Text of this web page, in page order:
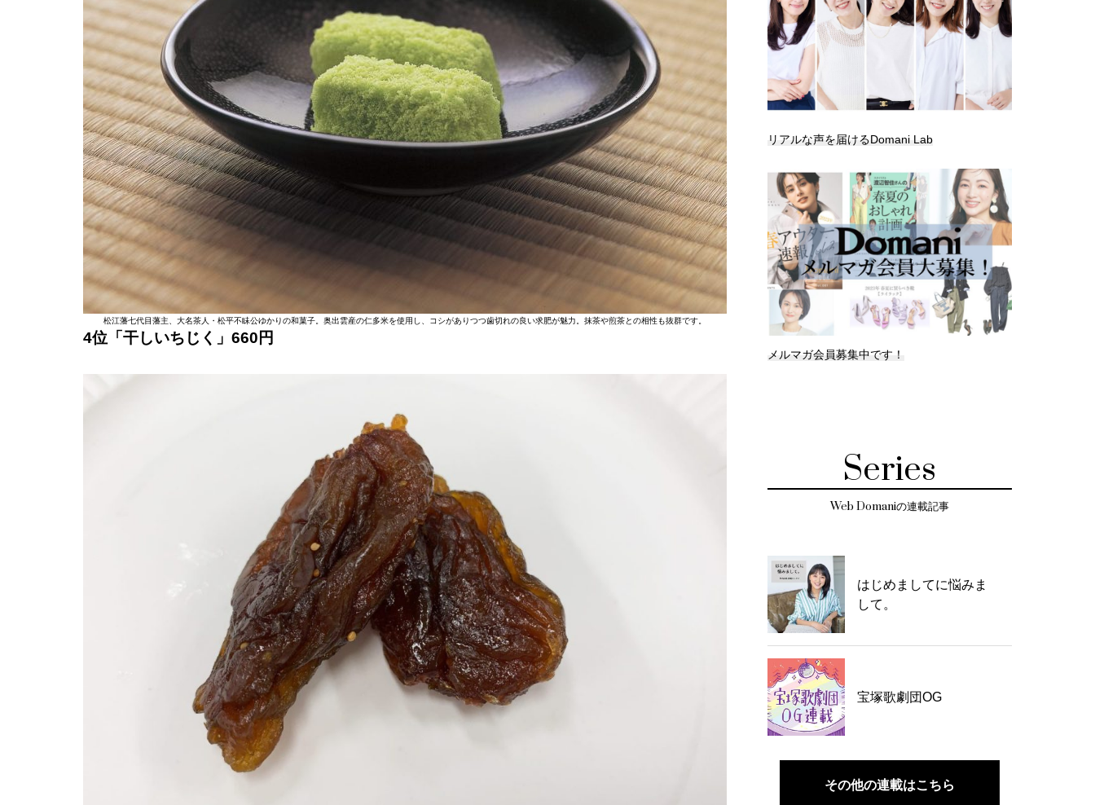
松江藩七代目藩主、大名茶人・松平不眛公ゆかりの和菓子。奥出雲産の仁多米を使用し、コシがありつつ歯切れの良い求肥が魅力。抹茶や煎茶との相性も抜群です。
4位「干しいちじく」660円
リアルな声を届けるDomani Lab
メルマガ会員募集中です！
Series
Web Domaniの連載記事
はじめましてに悩みま
して。
宝塚歌劇団OG
その他の連載はこちら